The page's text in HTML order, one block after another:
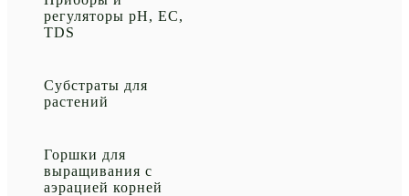
регуляторы рН, EC,
TDS
Субстраты для
растений
Горшки для
выращивания с
аэрацией корней